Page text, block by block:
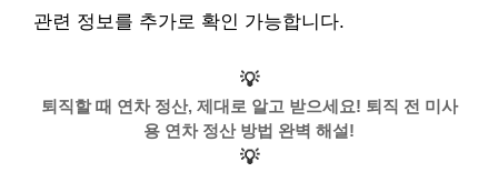
관련 정보를 추가로 확인 가능합니다.
💡
퇴직할 때 연차 정산, 제대로 알고 받으세요! 퇴직 전 미사
용 연차 정산 방법 완벽 해설!
💡